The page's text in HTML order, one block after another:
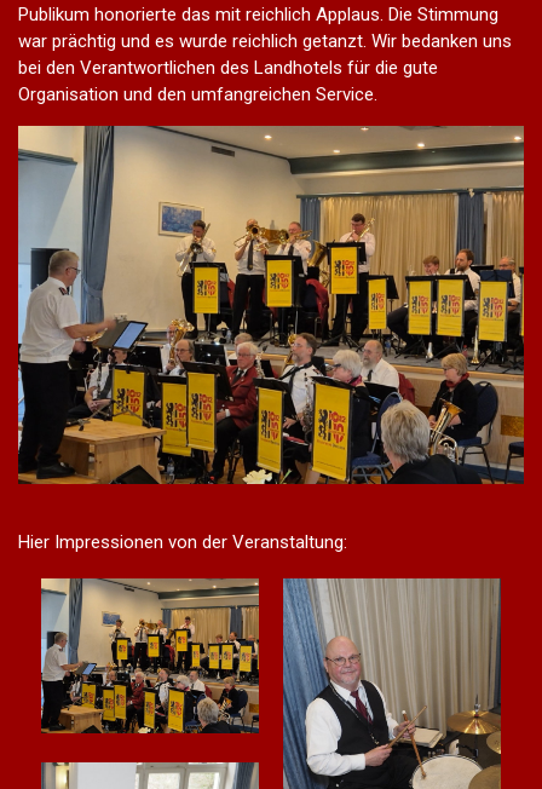
Publikum honorierte das mit reichlich Applaus. Die Stimmung
war prächtig und es wurde reichlich getanzt. Wir bedanken uns
bei den Verantwortlichen des Landhotels für die gute
Organisation und den umfangreichen Service.
Hier Impressionen von der Veranstaltung: